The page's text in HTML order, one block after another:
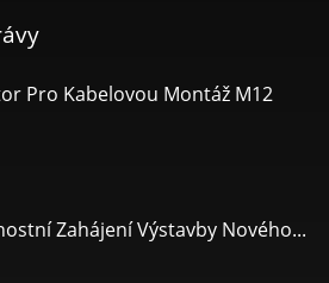
Pro Kabelovou Montáž M12
Zahájení Výstavby Nového...